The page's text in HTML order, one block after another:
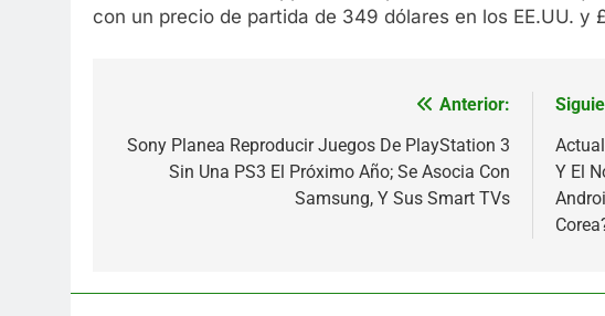
con un precio de partida de 349 dólares en los EE.UU. y
de
Anterior:
Sony Planea Reproducir Juegos De PlayStation 3
Sin Una PS3 El Próximo Año; Se Asocia Con
Samsung, Y Sus Smart TVs
Y El